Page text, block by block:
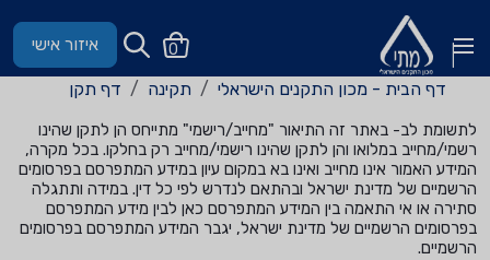
0 איזור אישי
דף הבית - מכון התקנים הישראלי תקינה דף תקן
לתשומת לב- באתר זה התיאור "מחייב/רישמי" מתייחס הן לתקן שהינו
רשמי/מחייב במלואו והן לתקן שהינו רישמי/מחייב רק בחלקו. בכל מקרה,
המידע האמור אינו מחייב ואינו בא במקום עיון במידע המתפרסם בפרסומים
הרשמיים של מדינת ישראל ובהתאם לנדרש לפי כל דין. במידה ותתגלה
סתירה או אי התאמה בין המידע המתפרסם כאן לבין מידע המתפרסם
בפרסומים הרשמיים של מדינת ישראל, יגבר המידע המתפרסם בפרסומים
הרשמיים.